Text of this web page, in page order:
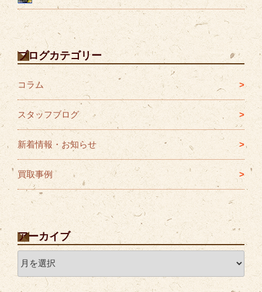
ブログカテゴリー
コラム
スタッフブログ
新着情報・お知らせ
買取事例
アーカイブ
ー
カ